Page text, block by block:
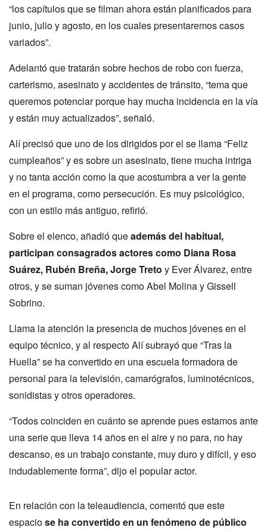
“los capítulos que se filman ahora están planificados para
junio, julio y agosto, en los cuales presentaremos casos
variados”.
Adelantó que tratarán sobre hechos de robo con fuerza,
carterismo, asesinato y accidentes de tránsito, “tema que
queremos potenciar porque hay mucha incidencia en la vía
y están muy actualizados”, señaló.
Alí precisó que uno de los dirigidos por el se llama“Feliz
cumpleaños”y es sobre un asesinato, tiene mucha intriga
y no tanta acción como la que acostumbra a ver la gente
en el programa, como persecución. Es muy psicológico,
con un estilo más antiguo, refirió.
Sobre el elenco, añadió queademás del habitual,
participan consagrados actores como Diana Rosa
Suárez, Rubén Breña, Jorge Treto y Ever Álvarez, entre
otros, y se suman jóvenes como Abel Molina y Gissell
Sobrino.
Llama la atención la presencia de muchos jóvenes en el
equipo técnico, y al respecto Alí subrayó que“Tras la
Huella”se ha convertido en una escuela formadora de
personal para la televisión, camarógrafos, luminotécnicos,
sonidistas y otros operadores.
“Todos coinciden en cuánto se aprende pues estamos ante
una serie que lleva 14 años en el aire y no para, no hay
descanso, es un trabajo constante, muy duro y difícil, y eso
indudablemente forma”, dijo el popular actor.
En relación con la teleaudiencia, comentó que este
espaciose ha convertido en un fenómeno de público